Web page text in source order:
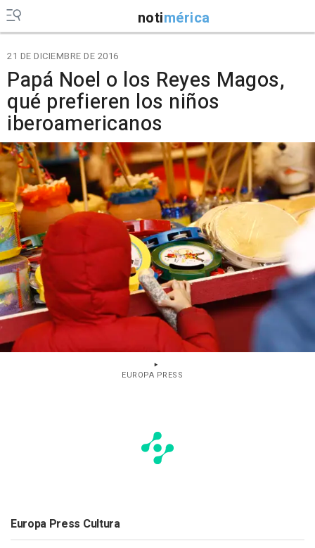
notimérica
21 DE DICIEMBRE DE 2016
Papá Noel o los Reyes Magos,
qué prefieren los niños
iberoamericanos
EUROPA PRESS
Europa Press Cultura